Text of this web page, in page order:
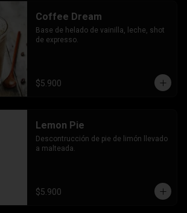
Coffee Dream
Base de helado de vainilla, leche, shot
de expresso.
$5.900
Lemon Pie
Descontrucción de pie de limón llevado
a malteada.
$5.900